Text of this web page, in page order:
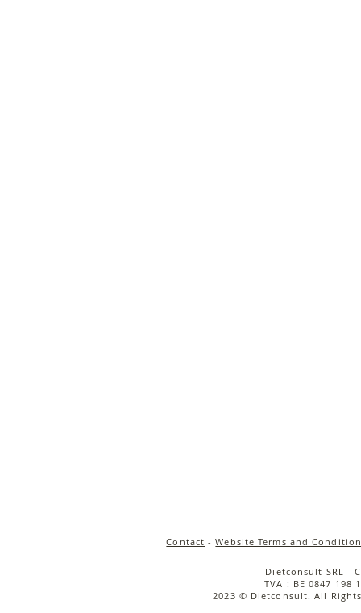
Contact -Website Terms and
Dietconsult SRL -
TVA : BE 0847 198
2023 © Dietconsult. All